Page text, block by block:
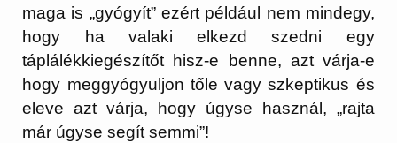
maga is „gyógyít” ezért például nem mindegy,
hogy ha valaki elkezd szedni egy
táplálékkiegészítőt hisz-e benne, azt várja-e
hogy meggyógyuljon tőle vagy szkeptikus és
eleve azt várja, hogy úgyse használ, „rajta
már úgyse segít semmi”!